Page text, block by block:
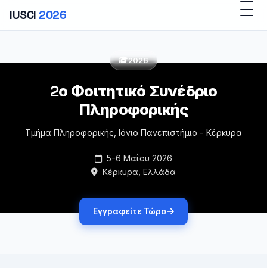
IUSCI 2026
2026
2ο Φοιτητικό Συνέδριο
Πληροφορικής
Τμήμα Πληροφορικής, Ιόνιο Πανεπιστήμιο - Κέρκυρα
5-6 Μαΐου 2026
Κέρκυρα, Ελλάδα
Εγγραφείτε Τώρα